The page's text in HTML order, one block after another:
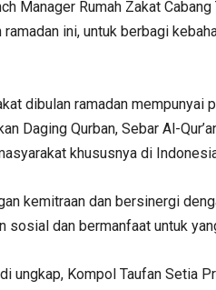
Manager Rumah Zakat
ini, untuk berbagi
dibulan ramadan
Daging Qurban, Sebar Al-
khususnya di
kemitraan dan bersinergi
sosial dan bermanfaat untuk
ungkap, Kompol Taufan Setia